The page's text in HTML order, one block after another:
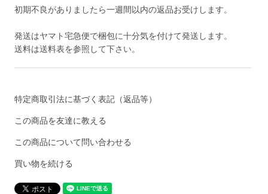
初期不良がありましたら一週間以内の返品お受けします。
発送はヤマト宅急便で梱包に十分気を付けて発送します。
送料は送料表を参照して下さい。
特定商取引法に基づく表記（返品等）
この商品を友達に教える
この商品について問い合わせる
買い物を続ける